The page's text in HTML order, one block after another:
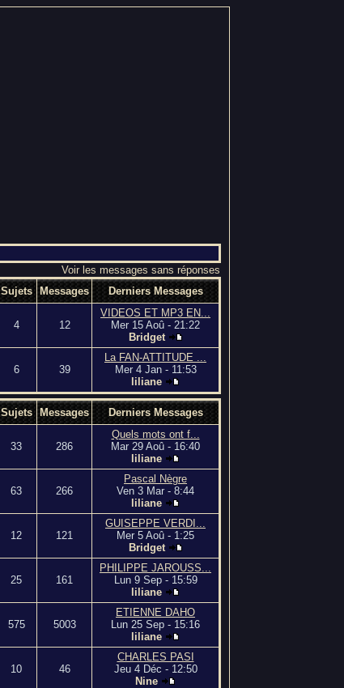
Voir les messages sans réponses
Sujets Messages Derniers Messages
4 12
VIDEOS ET MP3 EN...
Mer 15 Aoû - 21:22
Bridget
6 39
La FAN-ATTITUDE ...
Mer 4 Jan - 11:53
liliane
Sujets Messages Derniers Messages
33 286
Quels mots ont f...
Mar 29 Aoû - 16:40
liliane
63 266
Pascal Nègre
Ven 3 Mar - 8:44
liliane
12 121
GUISEPPE VERDI...
Mer 5 Aoû - 1:25
Bridget
25 161
PHILIPPE JAROUSS...
Lun 9 Sep - 15:59
liliane
575 5003
ETIENNE DAHO
Lun 25 Sep - 15:16
liliane
10 46
CHARLES PASI
Jeu 4 Déc - 12:50
Nine